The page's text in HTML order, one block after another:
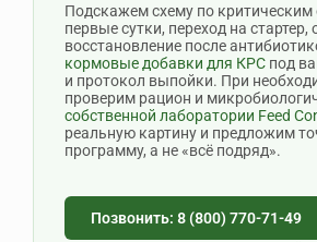
Подскажем схему по
первые сутки, переход на стартер,
восстановление после
кормовые добавки для КРС под
и протокол выпойки. При
проверим рацион и
собственной лаборатории Feed
реальную картину и предложим
программу, а не «всё подряд».
Позвонить: 8 (800) 770-71-49